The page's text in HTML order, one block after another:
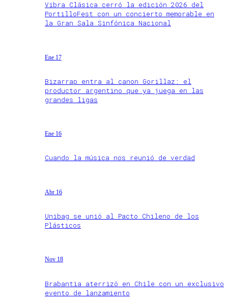
Vibra Clásica cerró la edición 2026 del
PortilloFest con un concierto memorable en
la Gran Sala Sinfónica Nacional
Ene 17
Bizarrap entra al canon Gorillaz: el
productor argentino que ya juega en las
grandes ligas
Ene 16
Cuando la música nos reunió de verdad
Abr 16
Unibag se unió al Pacto Chileno de los
Plásticos
Nov 18
Brabantia aterrizó en Chile con un exclusivo
evento de lanzamiento